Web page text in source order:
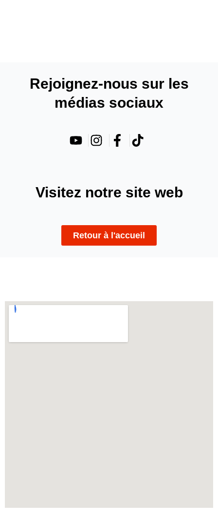
Votre demande a été soumise avec
succès. Notre équipe l'examinera et vous
contactera dans les plus brefs délais.
Rejoignez-nous sur les
médias sociaux
Visitez notre site web
Retour à l'accueil